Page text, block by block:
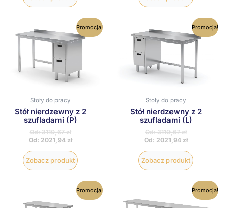
Promocja!
Stoły do pracy
Stół nierdzewny z 2
szufladami (P)
Od:3110,67zł
Od: 2021,94 zł
Zobacz produkt
Ten
produkt
ma
wiele
można
produktu
Promocja!
Stoły do pracy
Stół nierdzewny z 2
szufladami (L)
Od:3110,67zł
Od: 2021,94 zł
Zobacz produkt
Ten
produkt
ma
wiele
Opcje
można
produktu
Promocja!
Ten
produkt
Promocja!
Ten
produkt